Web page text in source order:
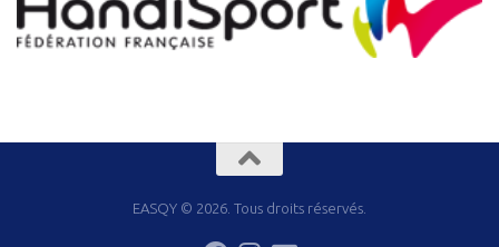
EASQY © 2026. Tous droits réservés.